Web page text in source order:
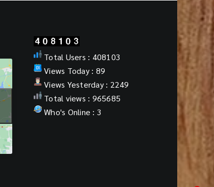
Total Users : 408103
Views Today : 89
Views Yesterday : 2249
Total views : 965685
Who's Online : 3